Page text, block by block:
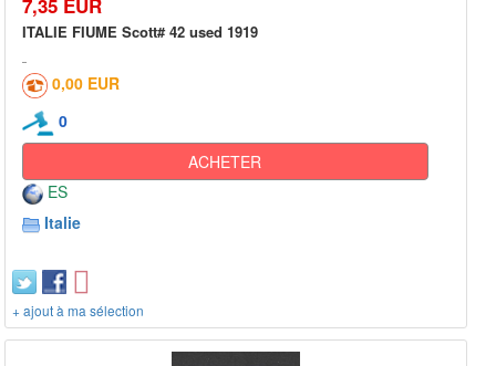
7,35 EUR
ITALIE FIUME Scott# 42 used 1919
0,00 EUR
0
ACHETER
ES
Italie
+ ajout à ma sélection